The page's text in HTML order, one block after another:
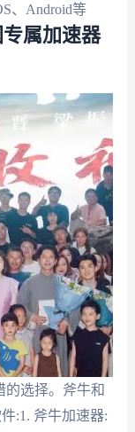
、Android等
属加速器
的选择。斧牛和
:1. 斧牛加速器: